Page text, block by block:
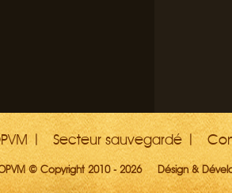
Secteur sauvegardé
© Copyright 2010 - 2026 Désign &